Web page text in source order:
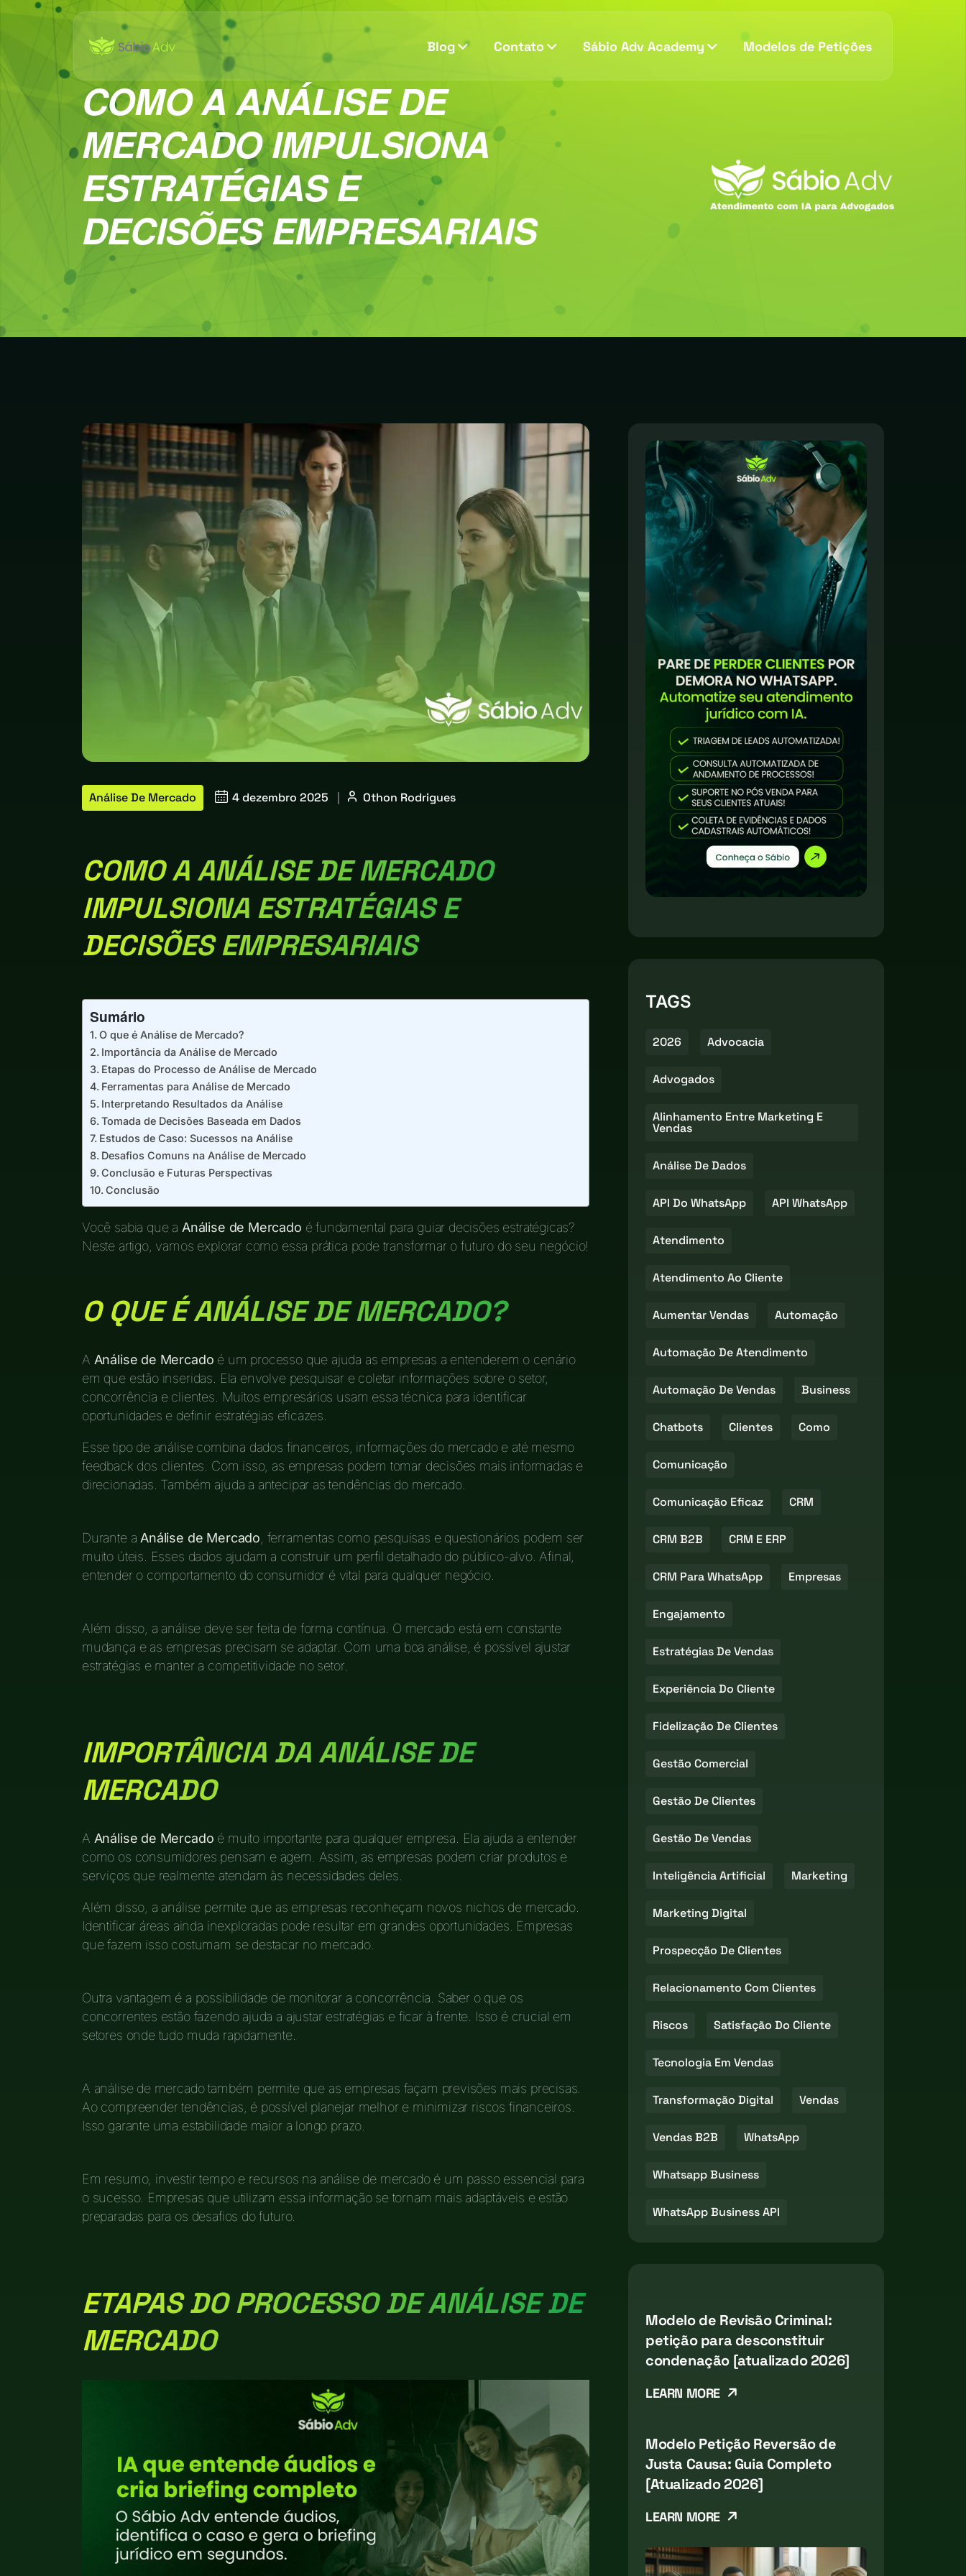
Blog Contato Sábio Adv Academy Modelos de Petições
COMO A ANÁLISE DE
MERCADO IMPULSIONA
ESTRATÉGIAS E
DECISÕES EMPRESARIAIS
Análise De Mercado 4 dezembro 2025 | Othon Rodrigues
COMO A ANÁLISE DE MERCADO
IMPULSIONA ESTRATÉGIAS E
DECISÕES EMPRESARIAIS
Sumário
O que é Análise de Mercado?
Importância da Análise de Mercado
Etapas do Processo de Análise de Mercado
Ferramentas para Análise de Mercado
Interpretando Resultados da Análise
Tomada de Decisões Baseada em Dados
Estudos de Caso: Sucessos na Análise
Desafios Comuns na Análise de Mercado
Conclusão e Futuras Perspectivas
Conclusão
Você sabia que a Análise de Mercado é fundamental para guiar decisões estratégicas?
Neste artigo, vamos explorar como essa prática pode transformar o futuro do seu negócio!
O QUE É ANÁLISE DE MERCADO?
A Análise de Mercado é um processo que ajuda as empresas a entenderem o cenário
em que estão inseridas. Ela envolve pesquisar e coletar informações sobre o setor,
concorrência e clientes. Muitos empresários usam essa técnica para identificar
oportunidades e definir estratégias eficazes.
Esse tipo de análise combina dados financeiros, informações do mercado e até mesmo
feedback dos clientes. Com isso, as empresas podem tomar decisões mais informadas e
direcionadas. Também ajuda a antecipar as tendências do mercado.
Durante a Análise de Mercado , ferramentas como pesquisas e questionários podem ser
muito úteis. Esses dados ajudam a construir um perfil detalhado do público-alvo. Afinal,
entender o comportamento do consumidor é vital para qualquer negócio.
Além disso, a análise deve ser feita de forma contínua. O mercado está em constante
mudança e as empresas precisam se adaptar. Com uma boa análise, é possível ajustar
estratégias e manter a competitividade no setor.
IMPORTÂNCIA DA ANÁLISE DE
MERCADO
A Análise de Mercado é muito importante para qualquer empresa. Ela ajuda a entender
como os consumidores pensam e agem. Assim, as empresas podem criar produtos e
serviços que realmente atendam às necessidades deles.
Além disso, a análise permite que as empresas reconheçam novos nichos de mercado.
Identificar áreas ainda inexploradas pode resultar em grandes oportunidades. Empresas
que fazem isso costumam se destacar no mercado.
Outra vantagem é a possibilidade de monitorar a concorrência. Saber o que os
concorrentes estão fazendo ajuda a ajustar estratégias e ficar à frente. Isso é crucial em
setores onde tudo muda rapidamente.
A análise de mercado também permite que as empresas façam previsões mais precisas.
Ao compreender tendências, é possível planejar melhor e minimizar riscos financeiros.
Isso garante uma estabilidade maior a longo prazo.
Em resumo, investir tempo e recursos na análise de mercado é um passo essencial para
o sucesso. Empresas que utilizam essa informação se tornam mais adaptáveis e estão
preparadas para os desafios do futuro.
ETAPAS DO PROCESSO DE ANÁLISE DE
MERCADO
TAGS
2026 Advocacia
Advogados
Alinhamento Entre Marketing E
Vendas
Análise De Dados
API Do WhatsApp API WhatsApp
Atendimento
Atendimento Ao Cliente
Aumentar Vendas Automação
Automação De Atendimento
Automação De Vendas Business
Chatbots Clientes Como
Comunicação
Comunicação Eficaz CRM
CRM B2B CRM E ERP
CRM Para WhatsApp Empresas
Engajamento
Estratégias De Vendas
Experiência Do Cliente
Fidelização De Clientes
Gestão Comercial
Gestão De Clientes
Gestão De Vendas
Inteligência Artificial Marketing
Marketing Digital
Prospecção De Clientes
Relacionamento Com Clientes
Riscos Satisfação Do Cliente
Tecnologia Em Vendas
Transformação Digital Vendas
Vendas B2B WhatsApp
Whatsapp Business
WhatsApp Business API
Modelo de Revisão Criminal:
petição para desconstituir
condenação [atualizado 2026]
LEARN MORE
Modelo Petição Reversão de
Justa Causa: Guia Completo
[Atualizado 2026]
LEARN MORE